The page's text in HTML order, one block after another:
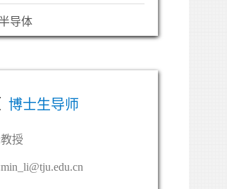
导体
博士生导师
教授
min_li@tju.edu.cn